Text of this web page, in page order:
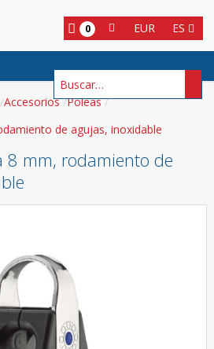
ES
EUR
0
Buscar
Accesorios Poleas
de agujas, inoxidable
8 mm, rodamiento de